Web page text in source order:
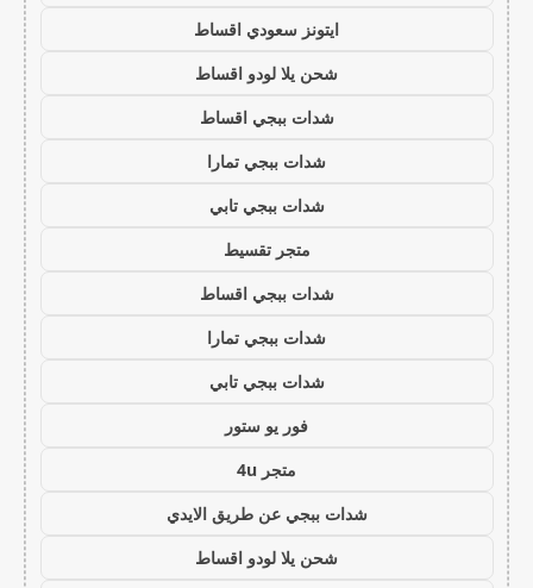
ايتونز سعودي اقساط
شحن يلا لودو اقساط
شدات ببجي اقساط
شدات ببجي تمارا
شدات ببجي تابي
متجر تقسيط
شدات ببجي اقساط
شدات ببجي تمارا
شدات ببجي تابي
فور يو ستور
متجر 4u
شدات ببجي عن طريق الايدي
شحن يلا لودو اقساط